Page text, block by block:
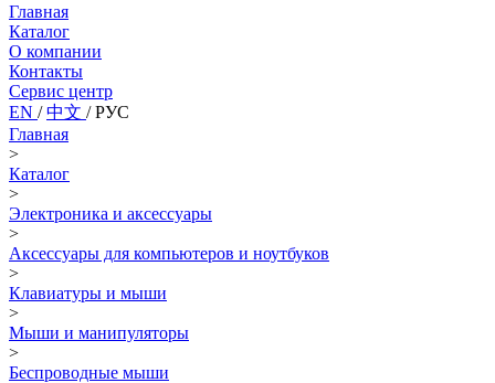
Главная
Каталог
О компании
Контакты
Сервис центр
EN /中文 /РУС
Главная
>
Каталог
>
Электроника и аксессуары
>
Аксессуары для компьютеров и ноутбуков
>
Клавиатуры и мыши
>
Мыши и манипуляторы
>
Беспроводные мыши